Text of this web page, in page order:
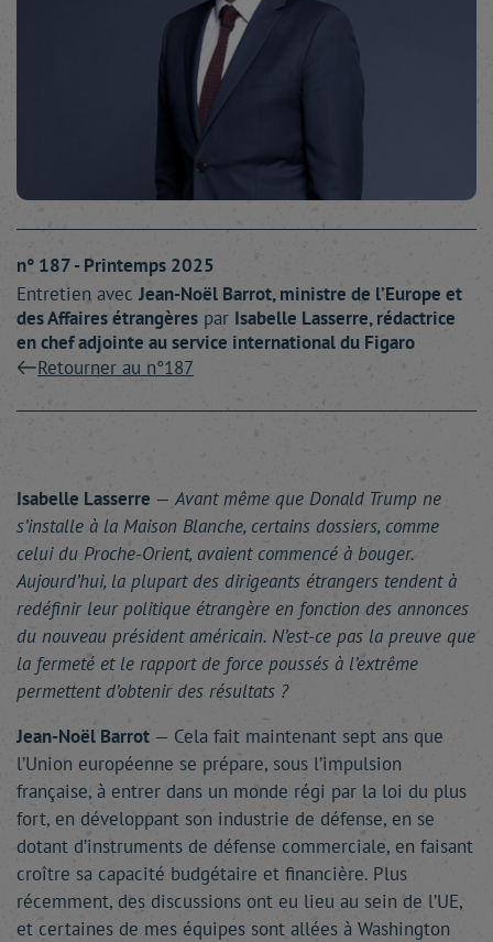
n° 187 - Printemps 2025
Entretien avec Jean-Noël Barrot, ministre de l’Europe et
des Affaires étrangères par Isabelle Lasserre, rédactrice
en chef adjointe au service international du Figaro
Retourner au n°187
Isabelle Lasserre —Avant même que Donald Trump ne
s’installe à la Maison Blanche, certains dossiers, comme
celui du Proche-Orient, avaient commencé à bouger.
Aujourd’hui, la plupart des dirigeants étrangers tendent à
redéfinir leur politique étrangère en fonction des annonces
du nouveau président américain. N’est-ce pas la preuve que
la fermeté et le rapport de force poussés à l’extrême
permettent d’obtenir des résultats ?
Jean-Noël Barrot — Cela fait maintenant sept ans que
l’Union européenne se prépare, sous l’impulsion
française, à entrer dans un monde régi par la loi du plus
fort, en développant son industrie de défense, en se
dotant d’instruments de défense commerciale, en faisant
croître sa capacité budgétaire et financière. Plus
récemment, des discussions ont eu lieu au sein de l’UE,
et certaines de mes équipes sont allées à Washington